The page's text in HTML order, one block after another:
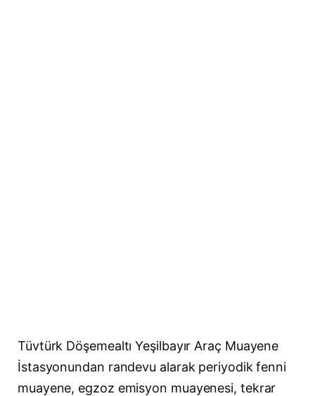
Tüvtürk Döşemealtı Yeşilbayır Araç Muayene
İstasyonundan randevu alarak periyodik fenni
muayene, egzoz emisyon muayenesi, tekrar